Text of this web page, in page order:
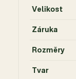
Velikost
Záruka
Rozměry
Tvar